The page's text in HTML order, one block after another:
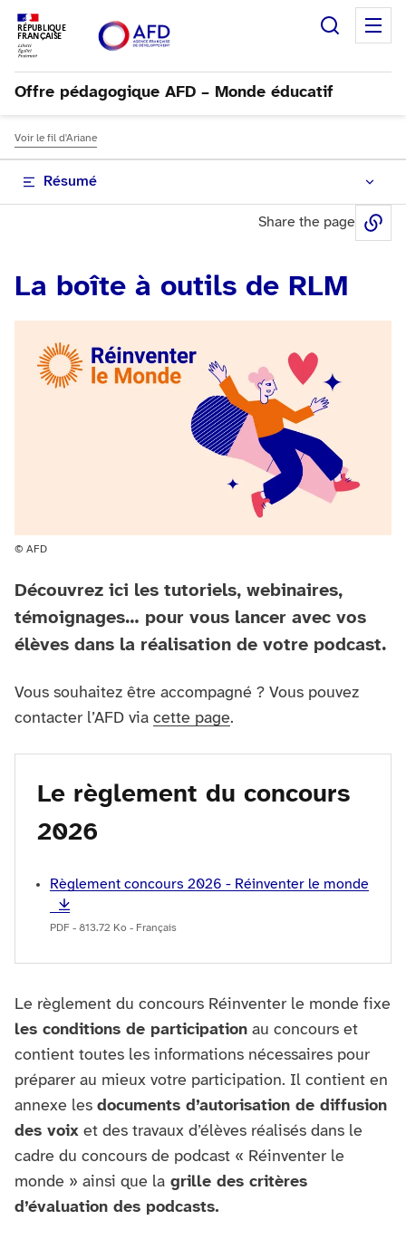
RÉPUBLIQUE
FRANÇAISE
Offre pédagogique AFD – Monde éducatif
Voir le fil d'Ariane
Résumé
Share the page
La boîte à outils de RLM
© AFD
Découvrez ici les tutoriels, webinaires,
témoignages… pour vous lancer avec vos
élèves dans la réalisation de votre podcast.
Vous souhaitez être accompagné ? Vous pouvez
contacter l’AFD via cette page.
Le règlement du concours
2026
Règlement concours 2026 - Réinventer le monde
PDF - 813.72 Ko - Français
Le règlement du concours Réinventer le monde fixe
les conditions de participation au concours et
contient toutes les informations nécessaires pour
préparer au mieux votre participation. Il contient en
annexe les documents d’autorisation de diffusion
des voix et des travaux d’élèves réalisés dans le
cadre du concours de podcast « Réinventer le
monde » ainsi que la grille des critères
d’évaluation des podcasts.